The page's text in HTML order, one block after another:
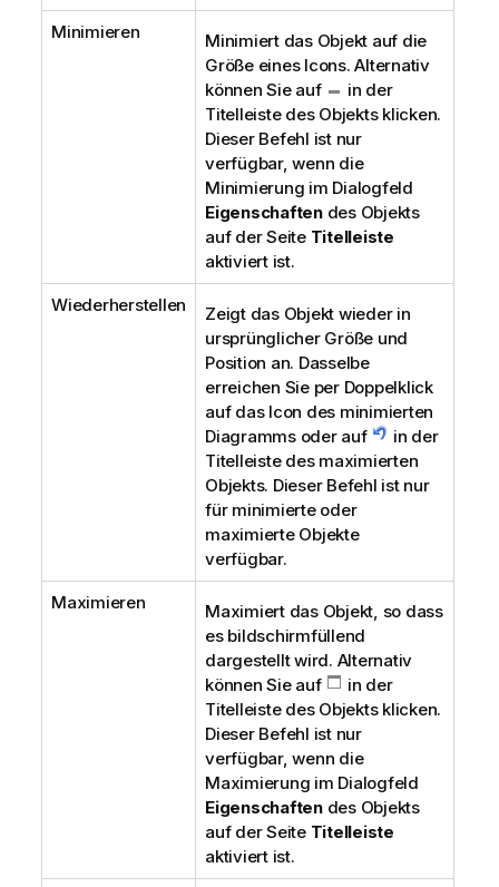
Minimieren
Minimiert das Objekt auf die
Größe eines Icons. Alternativ
können Sie auf
in der
Titelleiste des Objekts klicken.
Dieser Befehl ist nur
verfügbar, wenn die
Minimierung im Dialogfeld
Eigenschaftendes Objekts
auf der Seite Titelleiste
aktiviert ist.
Wiederherstellen
Zeigt das Objekt wieder in
ursprünglicher Größe und
Position an. Dasselbe
erreichen Sie per Doppelklick
auf das Icon des minimierten
Diagramms oder auf
in der
Titelleiste des maximierten
Objekts. Dieser Befehl ist nur
für minimierte oder
maximierte Objekte
verfügbar.
Maximieren
Maximiert das Objekt, so dass
es bildschirmfüllend
dargestellt wird. Alternativ
können Sie auf
in der
Titelleiste des Objekts klicken.
Dieser Befehl ist nur
verfügbar, wenn die
Maximierung im Dialogfeld
Eigenschaftendes Objekts
auf der Seite Titelleiste
aktiviert ist.